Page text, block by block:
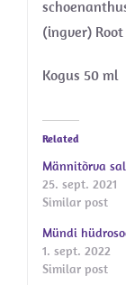
(ingver)
Kogus 50 ml
Related
Männitõrva
25. sept. 2021
Similar post
Mündi
1. sept. 2022
Similar post